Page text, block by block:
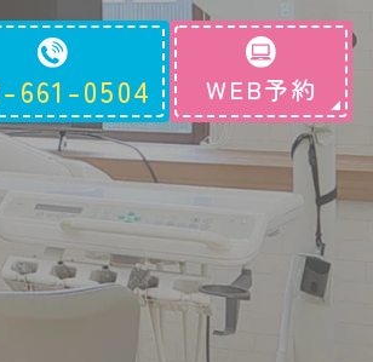
661-0504 WEB予約